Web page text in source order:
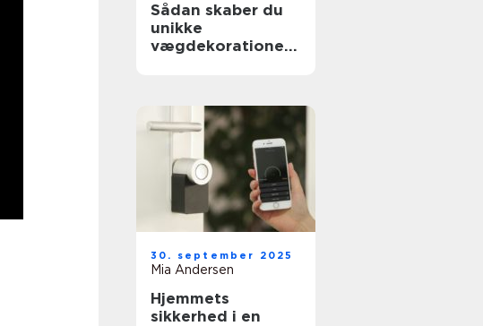
Sådan skaber du
unikke
vægdekorationer
30. september 2025
Mia Andersen
Hjemmets
sikkerhed i en